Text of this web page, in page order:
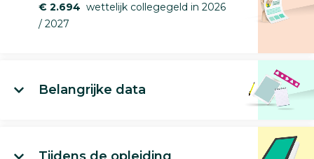
€ 2.694 wettelijk collegegeld in 2026
/ 2027
Belangrijke data